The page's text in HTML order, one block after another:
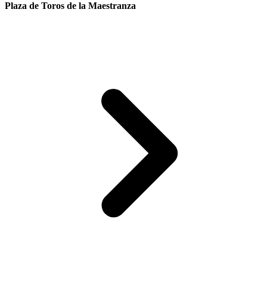
Plaza de Toros de la Maestranza